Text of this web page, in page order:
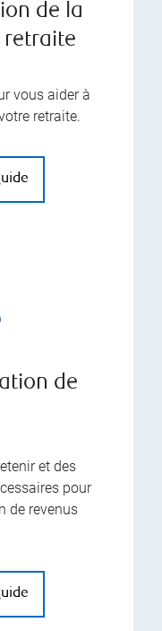
de la
retraite
vous aider à
retraite.
de
et des
pour
de revenus